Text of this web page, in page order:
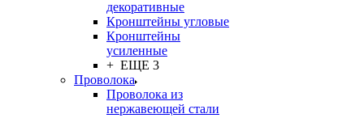
декоративные
Кронштейны угловые
Кронштейны
усиленные
+ ЕЩЕ 3
Проволока
Проволока из
нержавеющей стали